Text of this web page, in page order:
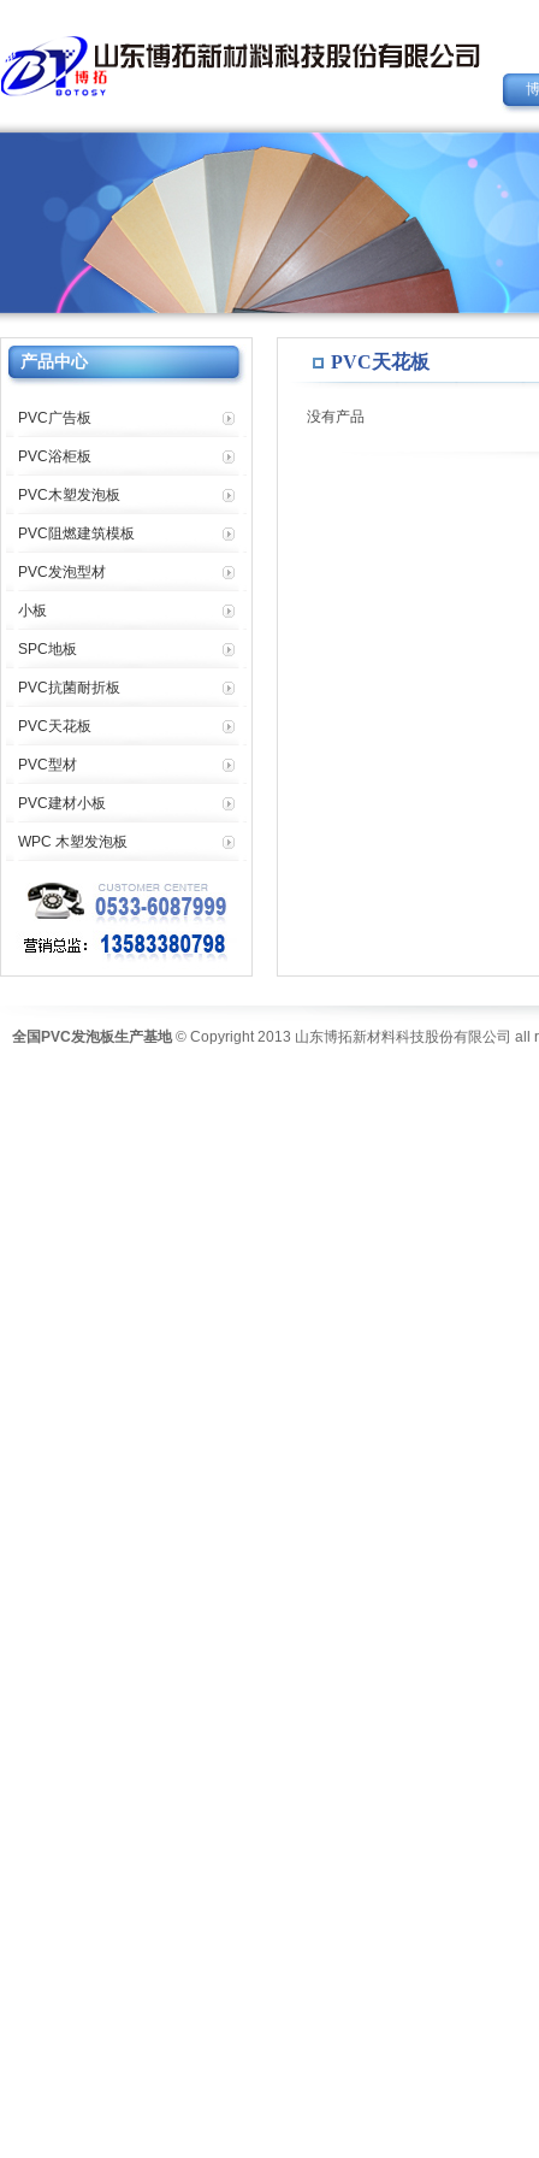
PVC天花板
没有产品
产品中心
PVC广告板
PVC浴柜板
PVC木塑发泡板
PVC阻燃建筑模板
PVC发泡型材
小板
SPC地板
PVC抗菌耐折板
PVC天花板
PVC型材
PVC建材小板
WPC 木塑发泡板
全国PVC发泡板生产基地© Copyright 2013 山东博拓新材料科技股份有限公司 all